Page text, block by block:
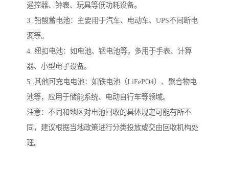
遥控器、钟表、玩具等低功耗设备。
3. 铅酸蓄电池：主要用于汽车、电动车、UPS不间断电
源等。
4. 纽扣电池：如电池、锰电池等，多用于手表、计算
器、小型电子设备。
5. 其他可充电电池：如铁电池（LiFePO4）、聚合物电
池等，应用于储能系统、电动自行车等领域。
注意：不同和地区对电池回收的具体规定可能有所不
同，建议根据当地政策进行分类投放或交由回收机构处
理。